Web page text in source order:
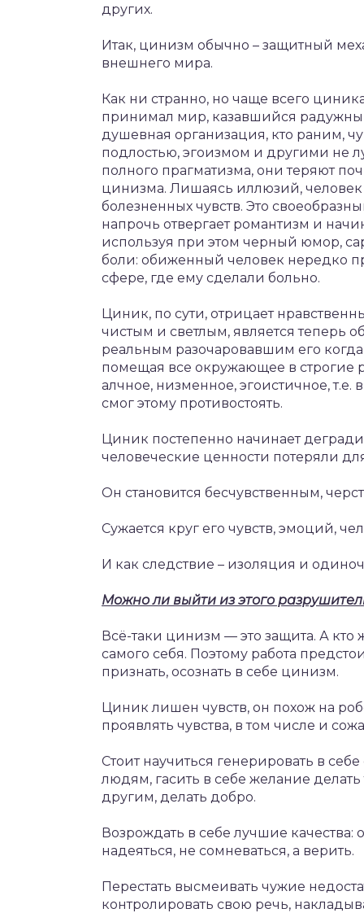
других.
Итак, цинизм обычно – защитный
внешнего мира.
Как ни странно, но чаще всего
принимал мир, казавшийся
душевная организация, кто раним,
подлостью, эгоизмом и другими не
полного прагматизма, они теряют
цинизма. Лишаясь иллюзий, человек
болезненных чувств. Это
напрочь отвергает романтизм и
используя при этом черный юмор,
боли: обиженный человек нередко
сфере, где ему сделали больно.
Циник, по сути, отрицает
чистым и светлым, является теперь
реальным разочаровавшим его
помещая все окружающее в строгие
алчное, низменное, эгоистичное, т.е.
смог этому противостоять.
Циник постепенно начинает
человеческие ценности потеряли
Он становится бесчувственным,
Сужается круг его чувств, эмоций,
И как следствие – изоляция и
Можно ли выйти из этого
Всё-таки цинизм — это защита. А кто
самого себя. Поэтому работа
признать, осознать в себе цинизм.
Циник лишен чувств, он похож на
проявлять чувства, в том числе и
Стоит научиться генерировать в
людям, гасить в себе желание
другим, делать добро.
Возрождать в себе лучшие качества:
надеяться, не сомневаться, а верить.
Перестать высмеивать чужие
контролировать свою речь,